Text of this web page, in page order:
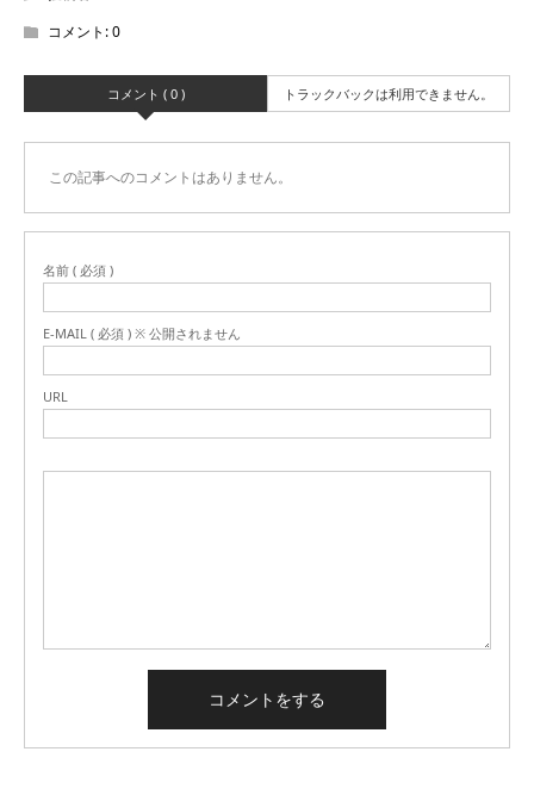
コメント:0
コメント ( 0 ) トラックバックは利用できません。
この記事へのコメントはありません。
名前 ( 必須 )
E-MAIL ( 必須 ) ※ 公開されません
URL